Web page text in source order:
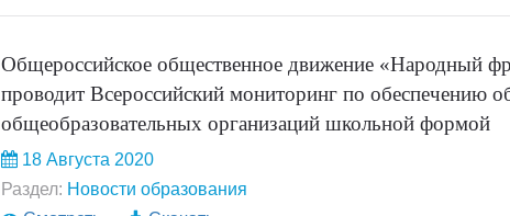
Общероссийское общественное движение «Народный
проводит Всероссийский мониторинг по обеспечению
общеобразовательных организаций школьной формой
18 Августа 2020
Раздел: Новости образования